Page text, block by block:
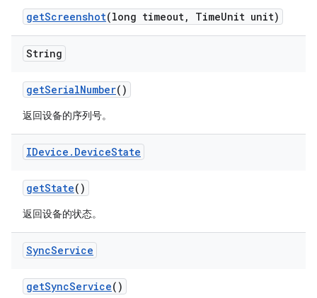
getScreenshot(long timeout, TimeUnit unit)
String
getSerialNumber()
返回设备的序列号。
IDevice . DeviceState
getState()
返回设备的状态。
SyncService
getSyncService()